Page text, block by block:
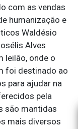
com as vendas
humanização e
Waldésio
Alves
leilão, onde o
foi destinado ao
para ajudar na
pela
são mantidas
mais diversos